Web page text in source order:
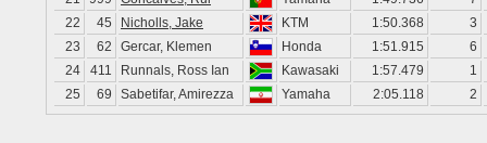
22
45 Nicholls, Jake KTM 1:50.368
3
23
62 Gercar, Klemen Honda 1:51.915
6
24
411 Runnals, Ross Ian Kawasaki 1:57.479
1
25
69 Sabetifar, Amirezza Yamaha 2:05.118 2